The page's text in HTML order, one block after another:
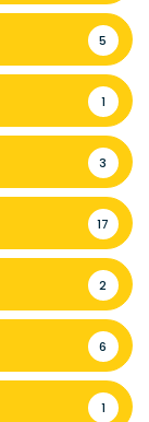
5
1
3
17
2
6
1